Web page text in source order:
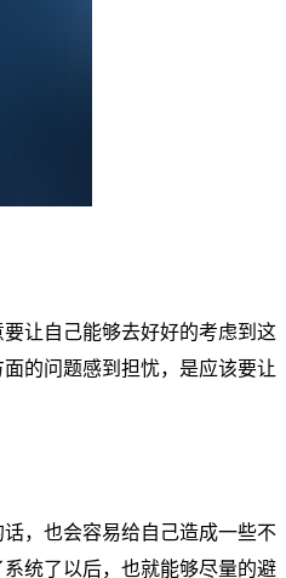
让自己能够去好好的考虑到这
的问题感到担忧，是应该要让
，也会容易给自己造成一些不
统了以后，也就能够尽量的避